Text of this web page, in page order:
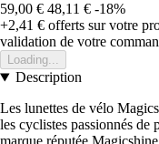
59,00 € 48,11 € -18%
+2,41 € offerts sur votre
validation de votre
Loading...
Description
Les lunettes de vélo
les cyclistes passionnés de